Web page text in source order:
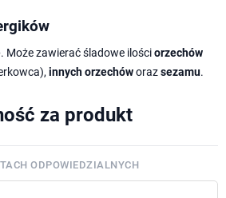
. Może zawierać śladowe ilościorzechów
innych orzechóworazsezamu.
za produkt
ODPOWIEDZIALNYCH